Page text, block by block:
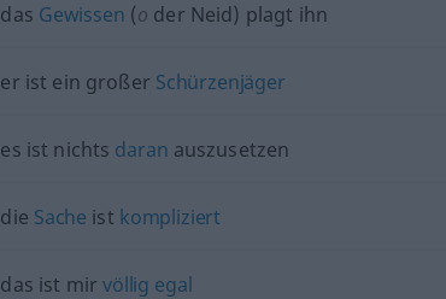
das Gewissen (o der Neid) plagt ihn
er ist ein großer Schürzenjäger
es ist nichts daran auszusetzen
die Sache ist kompliziert
das ist mirvöllig egal